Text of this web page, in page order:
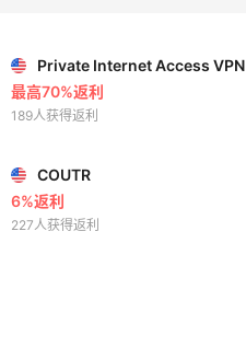
Private Internet Access VPN
最高70%返利
189人获得返利
COUTR
6%返利
227人获得返利